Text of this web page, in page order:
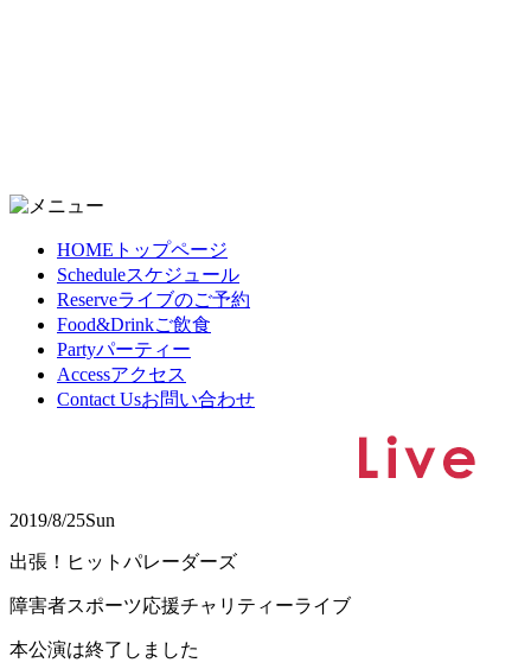
HOME トップページ
Scheduleスケジュール
Reserveライブのご予約
Food&Drinkご飲食
Partyパーティー
Accessアクセス
Contact Usお問い合わせ
2019/8/25Sun
出張！ヒットパレーダーズ
障害者スポーツ応援チャリティーライブ
本公演は終了しました